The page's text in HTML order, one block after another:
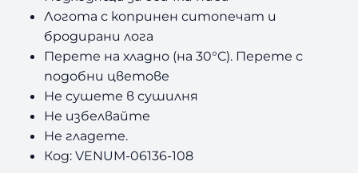
Логота с копринен ситопечат и
бродирани лога
Перете на хладно (на 30°C). Перете с
подобни цветове
Не сушете в сушилня
Не избелвайте
Не гладете.
Код: VENUM-06136-108